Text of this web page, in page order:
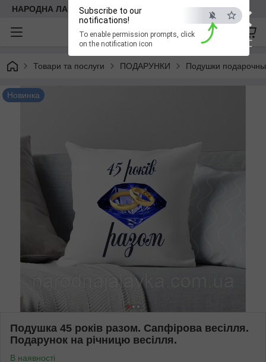
×
ESC
Subscribe to our
notifications!
To enable permission prompts, click
on the notification icon
НАРОДНА ЛАВКА
Товари та послуги ПОДАРУНКИ Подушки
Новинка
Подушка 45 років разом. Сапфірова весілля.
Подарунок на річницю весілля.
В наявності